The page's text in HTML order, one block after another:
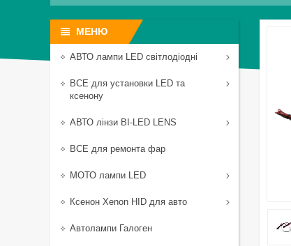
АВТО лампи LED світлодіодні
ВСЕ для установки LED та
ксенону
АВТО лінзи BI-LED LENS
ВСЕ для ремонта фар
МОТО лампи LED
Ксенон Xenon HID для авто
Автолампи Галоген